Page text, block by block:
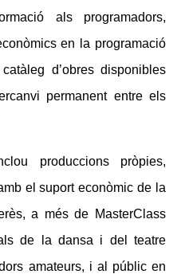
als programadors,
en la programació
d’obres disponibles
permanent entre els
produccions pròpies,
el suport econòmic de la
a més de MasterClass
de la dansa i del teatre
amateurs, i al públic en